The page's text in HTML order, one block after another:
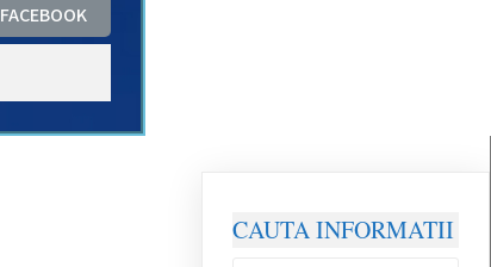
FACEBOOK
CAUTA INFORMATII